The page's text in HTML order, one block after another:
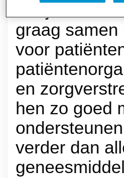
graag samen
voor
en
hen zo goed
verder dan